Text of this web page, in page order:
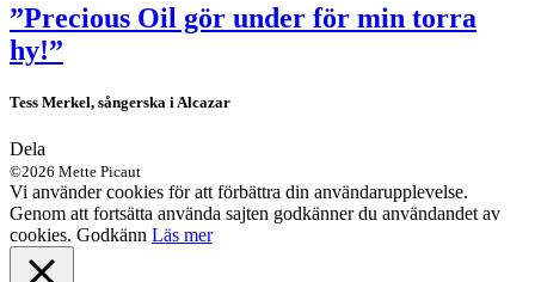
”Precious Oil gör under för min torra
hy!”
Tess Merkel, sångerska i Alcazar
Dela
©2026 Mette Picaut
Vi använder cookies för att förbättra din användarupplevelse.
Genom att fortsätta använda sajten godkänner du användandet av
cookies. Godkänn Läs mer